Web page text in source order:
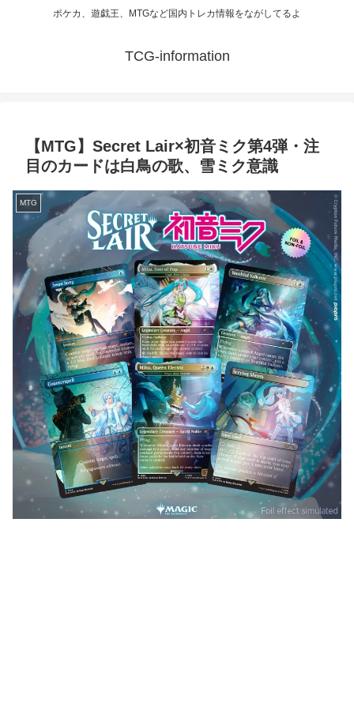
ポケカ、遊戯王、MTGなど国内トレカ情報をながしてるよ
TCG-information
【MTG】Secret Lair×初音ミク第4弾・注
目のカードは白鳥の歌、雪ミク意識
MTG